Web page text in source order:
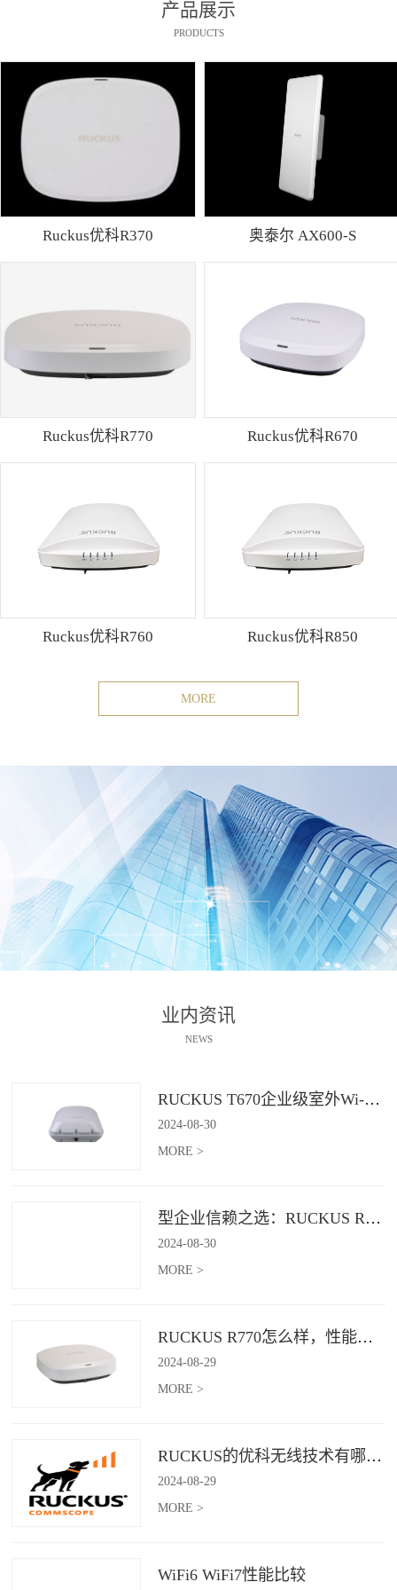
产品展示
PRODUCTS
Ruckus优科R370 奥泰尔 AX600-S
Ruckus优科R770 Ruckus优科R670
Ruckus优科R760 Ruckus优科R850
MORE
业内资讯
NEWS
RUCKUS T670企业级室外Wi-Fi 7解决方案：挑战室外环境，畅享高性能连接
2024-08-30
MORE >
型企业信赖之选：RUCKUS R760，安全稳定的Wi-Fi解决方案
2024-08-30
MORE >
RUCKUS R770怎么样，性能怎么样，好用吗？
2024-08-29
MORE >
RUCKUS的优科无线技术有哪些优缺点？
2024-08-29
MORE >
WiFi6 WiFi7性能比较